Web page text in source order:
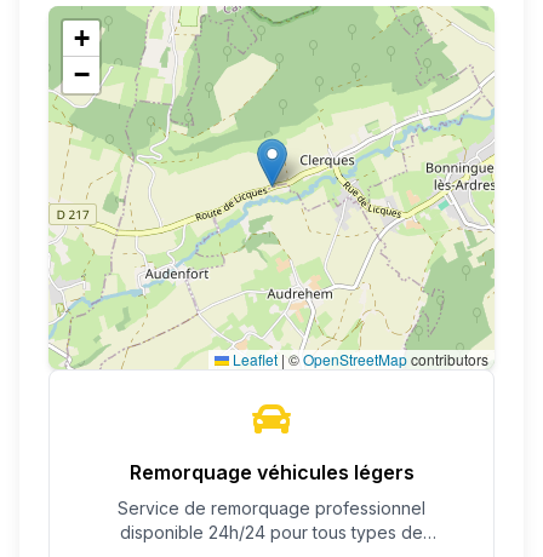
+
−
Leaflet | ©OpenStreetMapcontributors
Remorquage véhicules légers
Service de remorquage professionnel
disponible 24h/24 pour tous types de